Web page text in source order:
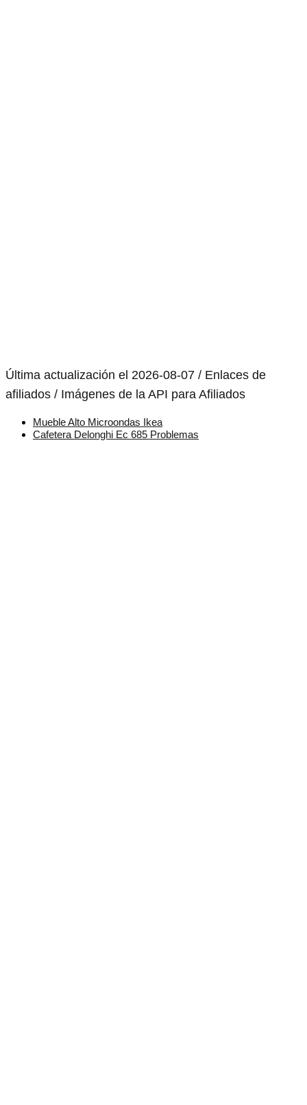
Última actualización el 2026-08-07 / Enlaces de
afiliados / Imágenes de la API para Afiliados
Mueble Alto Microondas Ikea
Cafetera Delonghi Ec 685 Problemas